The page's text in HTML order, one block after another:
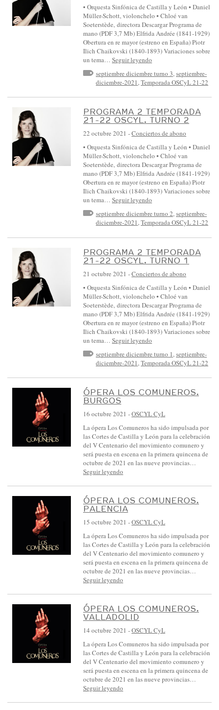
T
Ó
N
T
• Orquesta Sinfónica de Castilla y León • Daniel
Müller-Schott, violonchelo • Chloé van
Soeterstède, directora Descargar Programa de
mano (PDF 3,7 Mb) Elfrida Andrée (1841-1929)
Obertura en re mayor (estreno en España) Piotr
Ilich Chaikovski (1840-1893) Variaciones sobre
un tema… Seguir leyendo
septiembre diciembre turno 3,septiembre-
diciembre-2021,Temporada OSCyL 21-22
PROGRAMA 2 TEMPORADA
21-22 OSCYL. TURNO 2
22 octubre 2021 -Conciertos de abono
• Orquesta Sinfónica de Castilla y León • Daniel
Müller-Schott, violonchelo • Chloé van
Soeterstède, directora Descargar Programa de
mano (PDF 3,7 Mb) Elfrida Andrée (1841-1929)
Obertura en re mayor (estreno en España) Piotr
Ilich Chaikovski (1840-1893) Variaciones sobre
un tema… Seguir leyendo
septiembre diciembre turno 2,septiembre-
diciembre-2021,Temporada OSCyL 21-22
PROGRAMA 2 TEMPORADA
21-22 OSCYL. TURNO 1
21 octubre 2021 -Conciertos de abono
• Orquesta Sinfónica de Castilla y León • Daniel
Müller-Schott, violonchelo • Chloé van
Soeterstède, directora Descargar Programa de
mano (PDF 3,7 Mb) Elfrida Andrée (1841-1929)
Obertura en re mayor (estreno en España) Piotr
Ilich Chaikovski (1840-1893) Variaciones sobre
un tema… Seguir leyendo
septiembre diciembre turno 1,septiembre-
diciembre-2021,Temporada OSCyL 21-22
ÓPERA LOS COMUNEROS.
BURGOS
16 octubre 2021 -OSCYL CyL
La ópera Los Comuneros ha sido impulsada por
las Cortes de Castilla y León para la celebración
del V Centenario del movimiento comunero y
será puesta en escena en la primera quincena de
octubre de 2021 en las nueve provincias…
Seguir leyendo
ÓPERA LOS COMUNEROS.
PALENCIA
15 octubre 2021 -OSCYL CyL
La ópera Los Comuneros ha sido impulsada por
las Cortes de Castilla y León para la celebración
del V Centenario del movimiento comunero y
será puesta en escena en la primera quincena de
octubre de 2021 en las nueve provincias…
Seguir leyendo
ÓPERA LOS COMUNEROS.
VALLADOLID
14 octubre 2021 -OSCYL CyL
La ópera Los Comuneros ha sido impulsada por
las Cortes de Castilla y León para la celebración
del V Centenario del movimiento comunero y
será puesta en escena en la primera quincena de
octubre de 2021 en las nueve provincias…
Seguir leyendo